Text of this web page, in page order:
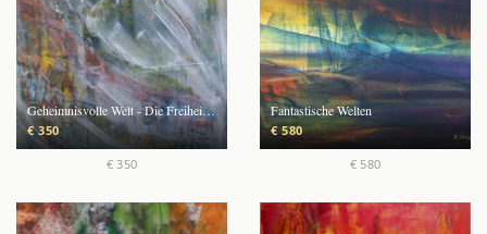
Geheimnisvolle Welt - Die Freiheit nehm ich mir
€ 350
€ 350
Fantastische Welten
€ 580
€ 580